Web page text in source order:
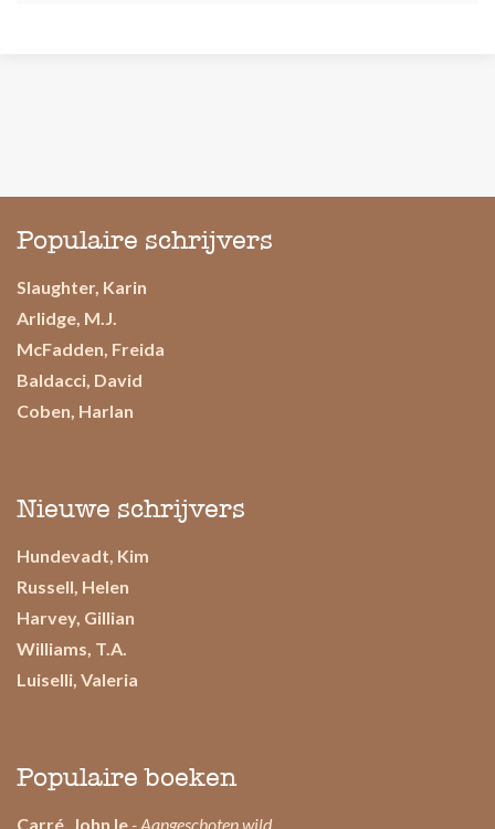
Populaire schrijvers
Slaughter, Karin
Arlidge, M.J.
McFadden, Freida
Baldacci, David
Coben, Harlan
Nieuwe schrijvers
Hundevadt, Kim
Russell, Helen
Harvey, Gillian
Williams, T.A.
Luiselli, Valeria
Populaire boeken
Carré, John le - Aangeschoten wild